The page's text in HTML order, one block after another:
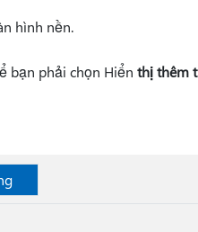
hình nền.
bạn phải chọn Hiển thị thêm